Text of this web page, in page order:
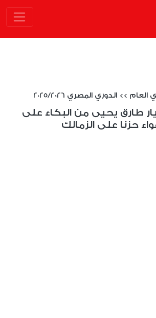
العام >> الدوري المصري 2025/2026
طارق يحيى من البكاء على
حزنا على الزمالك